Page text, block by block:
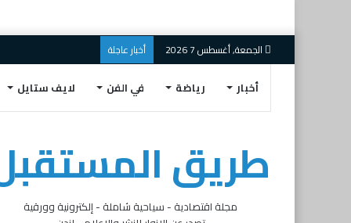
الجمعة, أغسطس 7 2026 أخبار عاجلة
أخبار رياضة في الفن لايف ستايل
طريق
مجلة اقتصادية - سياحية شاملة - إلكترونية وورقية